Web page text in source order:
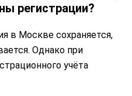
регистрации?
в Москве сохраняется,
Однако при
учёта